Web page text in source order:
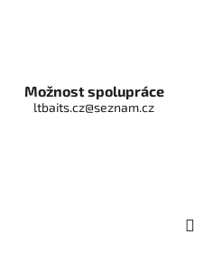
Možnost spolupráce
ltbaits.cz@seznam.cz